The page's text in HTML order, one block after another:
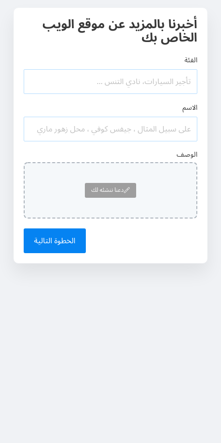
أخبرنا بالمزيد عن موقع الويب
الخاص بك
الفئة
الاسم
الوصف
دعنا ننشئه لك
الخطوة التالية